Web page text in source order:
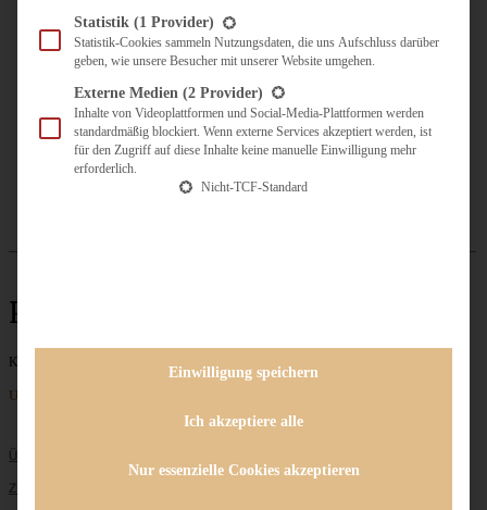
KULINARISCH UNTERWEGS
ÜBER MICH
ZUSAMMENARBEIT
Popsicles
Keine Beiträge gefunden
Unternehmen
ÜBER MICH
ZUSAMMENARBEIT
Statistik (1 Provider)
Statistik-Cookies sammeln Nutzungsdaten, die uns Aufschluss darüber
geben, wie unsere Besucher mit unserer Website umgehen.
Externe Medien (2 Provider)
Inhalte von Videoplattformen und Social-Media-Plattformen werden
standardmäßig blockiert. Wenn externe Services akzeptiert werden, ist
für den Zugriff auf diese Inhalte keine manuelle Einwilligung mehr
erforderlich.
Nicht-TCF-Standard
Einwilligung speichern
Ich akzeptiere alle
Nur essenzielle Cookies akzeptieren